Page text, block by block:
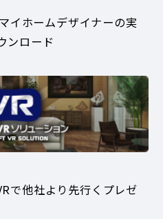
イホームデザイナーの実
ンロード
で他社より先行くプレゼ